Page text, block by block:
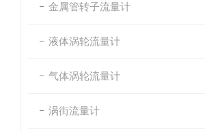
金属管转子流量计
液体涡轮流量计
气体涡轮流量计
涡街流量计